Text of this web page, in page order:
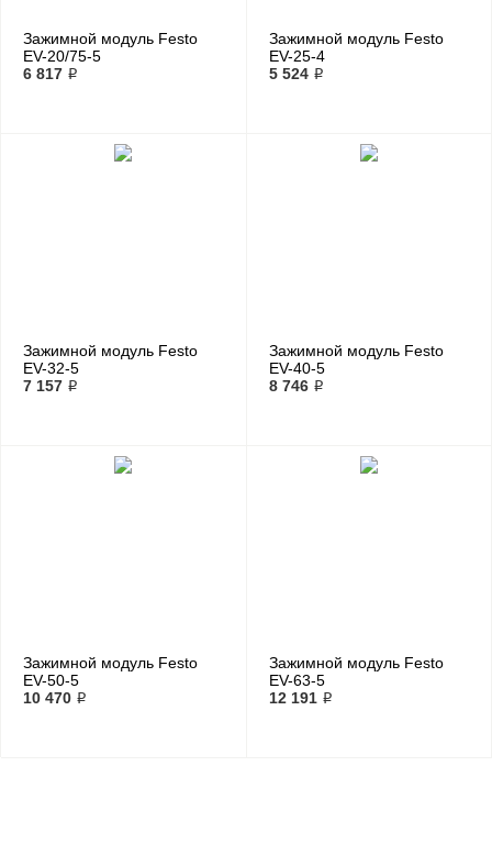
Зажимной модуль Festo
EV-20/75-5
6 817 ₽
Зажимной модуль Festo
EV-25-4
5 524 ₽
Зажимной модуль Festo
EV-32-5
7 157 ₽
Зажимной модуль Festo
EV-40-5
8 746 ₽
Зажимной модуль Festo
EV-50-5
10 470 ₽
Зажимной модуль Festo
EV-63-5
12 191 ₽